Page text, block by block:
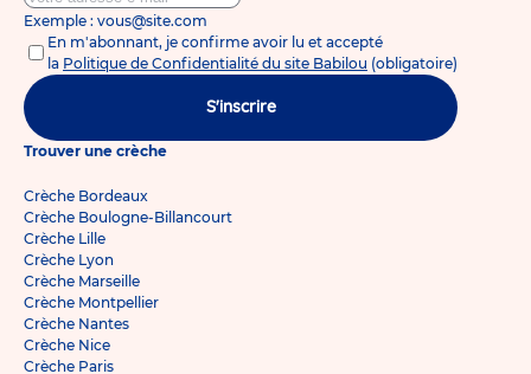
Exemple : vous@site.com
En m'abonnant, je confirme avoir lu et accepté
la Politique de Confidentialité du site Babilou (obligatoire)
S'inscrire
Trouver une crèche
Crèche Bordeaux
Crèche Boulogne-Billancourt
Crèche Lille
Crèche Lyon
Crèche Marseille
Crèche Montpellier
Crèche Nantes
Crèche Nice
Crèche Paris